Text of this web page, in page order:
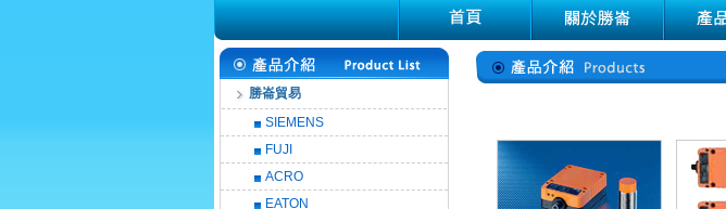
勝崙貿易
SIEMENS
FUJI
ACRO
EATON